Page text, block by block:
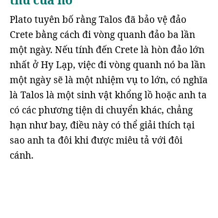
Plato tuyên bố rằng Talos đã bảo vệ đảo
Crete bằng cách đi vòng quanh đảo ba lần
một ngày. Nếu tính đến Crete là hòn đảo lớn
nhất ở Hy Lạp, việc đi vòng quanh nó ba lần
một ngày sẽ là một nhiệm vụ to lớn, có nghĩa
là Talos là một sinh vật khổng lồ hoặc anh ta
có các phương tiện di chuyển khác, chẳng
hạn như bay, điều này có thể giải thích tại
sao anh ta đôi khi được miêu tả với đôi
cánh.